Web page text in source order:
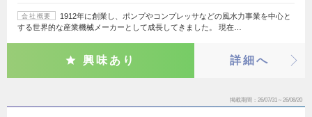
会社概要
1912年に創業し、ポンプやコンプレッサなどの風水力事業を中心と
する世界的な産業機械メーカーとして成長してきました。 現在…
興味あり 詳細へ
掲載期間 26/07/31～26/08/20